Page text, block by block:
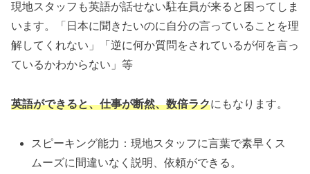
現地スタッフも英語が話せない駐在員が来ると困ってしま
います。「日本に聞きたいのに自分の言っていることを理
解してくれない」「逆に何か質問をされているが何を言っ
ているかわからない」等
英語ができると、仕事が断然、数倍ラクにもなります。
スピーキング能力：現地スタッフに言葉で素早くス
ムーズに間違いなく説明、依頼ができる。